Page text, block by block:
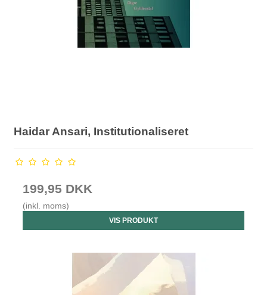
Haidar Ansari, Institutionaliseret
199,95 DKK
(inkl. moms)
VIS PRODUKT